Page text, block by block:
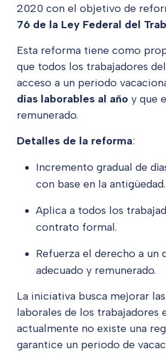
2020 con el objetivo de
76 de la Ley Federal del
Esta reforma tiene como
que todos los trabajadores
acceso a un periodo
días laborables al año y que
remunerado.
Detalles de la reforma:
Incremento gradual de
con base en la antigüedad.
Aplica a todos los
contrato formal.
Refuerza el derecho a un
adecuado y remunerado.
La iniciativa busca mejorar
laborales de los trabajadores
actualmente no existe una
garantice un periodo de